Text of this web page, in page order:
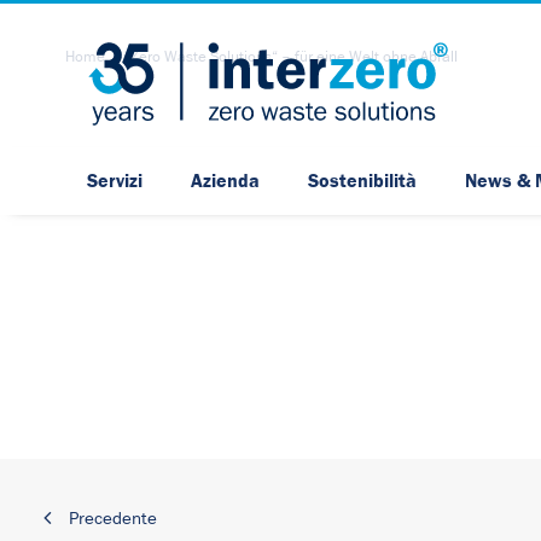
Servizi Azienda Sostenibilità News &
Home „Zero Waste Solutions“ – für eine Welt ohne Abfall
Precedente